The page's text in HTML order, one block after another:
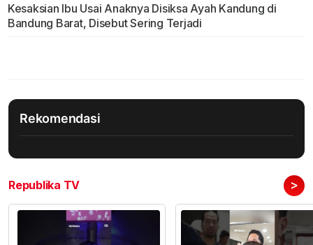
Kesaksian Ibu Usai Anaknya Disiksa Ayah Kandung di
Bandung Barat, Disebut Sering Terjadi
Rekomendasi
Republika TV >